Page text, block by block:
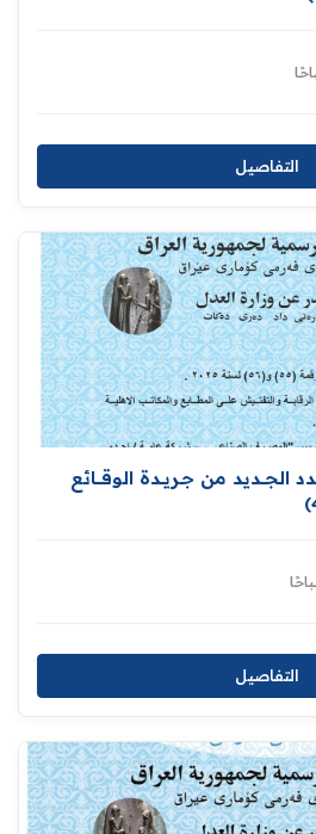
التفاصيل
من جـريــدة ‏الوقــــائع
التفاصيل